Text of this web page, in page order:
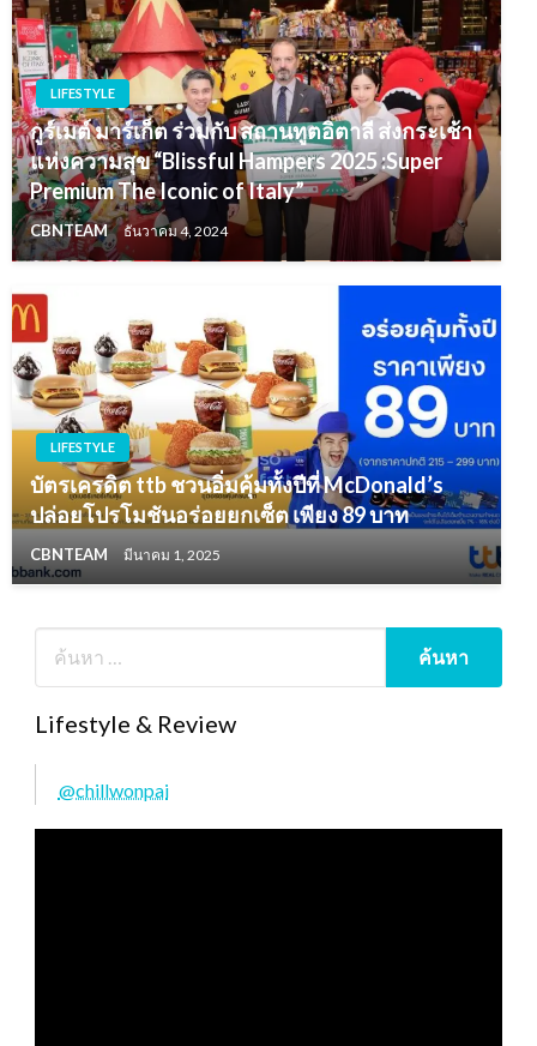
LIFESTYLE
กูร์เมต์ มาร์เก็ต ร่วมกับ สถานทูตอิตาลี ส่งกระเช้า
แห่งความสุข “Blissful Hampers 2025 :Super
Premium The Iconic of Italy”
CBNTEAM ธันวาคม 4, 2024
LIFESTYLE
บัตรเครดิต ttb ชวนอิ่มคุ้มทั้งปีที่ McDonald’s
ปล่อยโปรโมชันอร่อยยกเซ็ต เพียง 89 บาท
CBNTEAM มีนาคม 1, 2025
Lifestyle & Review
@chillwonpai